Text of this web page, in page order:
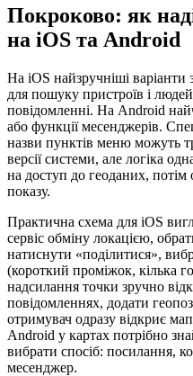
Покроково: як
на iOS та Android
На iOS найзручніші варіанти
для пошуку пристроїв і
повідомленні. На Android
або функції месенджерів.
назви пунктів меню можуть
версії системи, але логіка
на доступ до геоданих, потім
показу.
Практична схема для iOS
сервіс обміну локацією,
натиснути «поділитися»,
(короткий проміжок, кілька
надсилання точки зручно
повідомленнях, додати
отримувач одразу відкриє
Android у картах потрібно
вибрати спосіб: посилання,
месенджер.